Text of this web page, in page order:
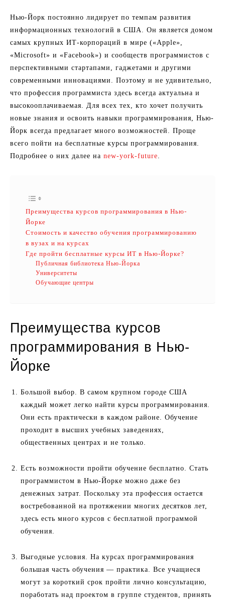
Нью-Йорк постоянно лидирует по темпам развития
информационных технологий в США. Он является домом
самых крупных ИТ-корпораций в мире («Apple»,
«Microsoft» и «Facebook») и сообществ программистов с
перспективными стартапами, гаджетами и другими
современными инновациями. Поэтому и не удивительно,
что профессия программиста здесь всегда актуальна и
высокооплачиваемая. Для всех тех, кто хочет получить
новые знания и освоить навыки программирования, Нью-
Йорк всегда предлагает много возможностей. Проще
всего пойти на бесплатные курсы программирования.
Подробнее о них далее на new-york-future.
Преимущества курсов программирования в Нью-
Йорке
Стоимость и качество обучения программированию
в вузах и на курсах
Где пройти бесплатные курсы ИТ в Нью-Йорке?
Публичная библиотека Нью-Йорка
Университеты
Обучающие центры
Преимущества курсов
программирования в Нью-
Йорке
Большой выбор. В самом крупном городе США
каждый может легко найти курсы программирования.
Они есть практически в каждом районе. Обучение
проходит в высших учебных заведениях,
общественных центрах и не только.
Есть возможности пройти обучение бесплатно. Стать
программистом в Нью-Йорке можно даже без
денежных затрат. Поскольку эта профессия остается
востребованной на протяжении многих десятков лет,
здесь есть много курсов с бесплатной программой
обучения.
Выгодные условия. На курсах программирования
большая часть обучения — практика. Все учащиеся
могут за короткий срок пройти лично консультацию,
поработать над проектом в группе студентов, принять